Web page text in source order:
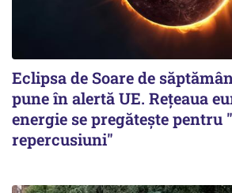
Eclipsa de Soare de
pune în alertă UE. Rețeaua
energie se pregătește pentru
repercusiuni"